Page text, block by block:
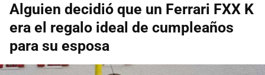
Alguien decidió que un Ferrari FXX K
era el regalo ideal de cumpleaños
para su esposa